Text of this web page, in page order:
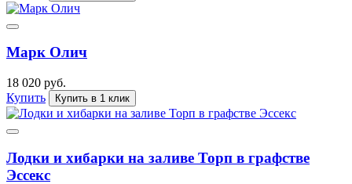
Марк Олич
18 020 руб.
Купить
Купить в 1 клик
Лодки и хибарки на заливе Торп в графстве
Эссекс